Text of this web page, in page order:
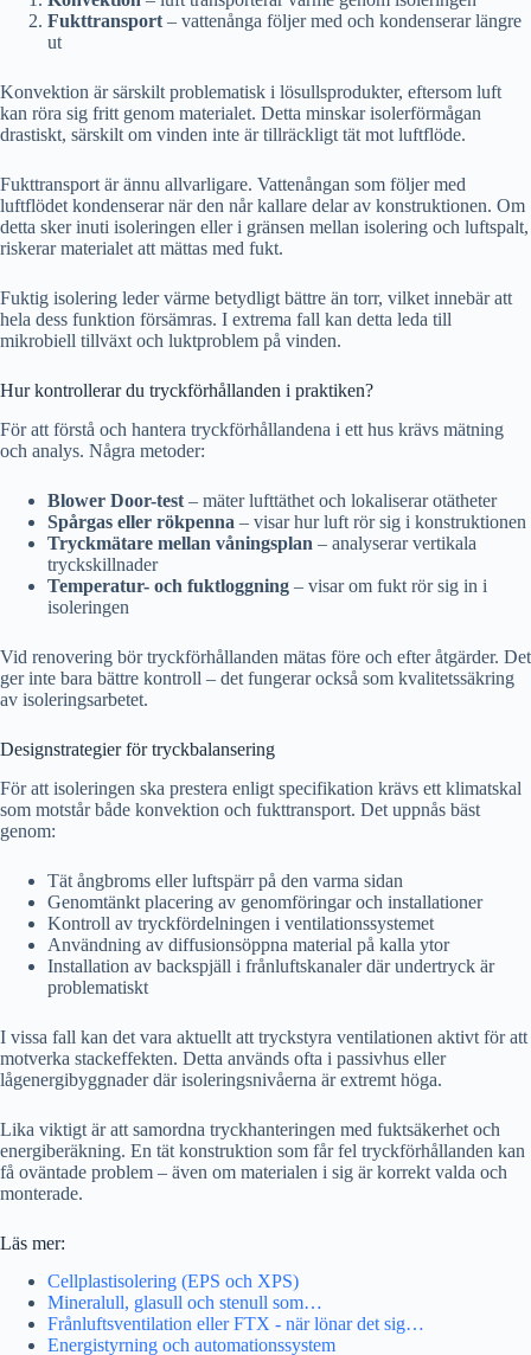
Fukttransport – vattenånga följer med och kondenserar längre
ut
Konvektion är särskilt problematisk i lösullsprodukter, eftersom luft
kan röra sig fritt genom materialet. Detta minskar isolerförmågan
drastiskt, särskilt om vinden inte är tillräckligt tät mot luftflöde.
Fukttransport är ännu allvarligare. Vattenångan som följer med
luftflödet kondenserar när den når kallare delar av konstruktionen. Om
detta sker inuti isoleringen eller i gränsen mellan isolering och luftspalt,
riskerar materialet att mättas med fukt.
Fuktig isolering leder värme betydligt bättre än torr, vilket innebär att
hela dess funktion försämras. I extrema fall kan detta leda till
mikrobiell tillväxt och luktproblem på vinden.
Hur kontrollerar du tryckförhållanden i praktiken?
För att förstå och hantera tryckförhållandena i ett hus krävs mätning
och analys. Några metoder:
Blower Door-test – mäter lufttäthet och lokaliserar otätheter
Spårgas eller rökpenna – visar hur luft rör sig i konstruktionen
Tryckmätare mellan våningsplan – analyserar vertikala
tryckskillnader
Temperatur- och fuktloggning – visar om fukt rör sig in i
isoleringen
Vid renovering bör tryckförhållanden mätas före och efter åtgärder. Det
ger inte bara bättre kontroll – det fungerar också som kvalitetssäkring
av isoleringsarbetet.
Designstrategier för tryckbalansering
För att isoleringen ska prestera enligt specifikation krävs ett klimatskal
som motstår både konvektion och fukttransport. Det uppnås bäst
genom:
Tät ångbroms eller luftspärr på den varma sidan
Genomtänkt placering av genomföringar och installationer
Kontroll av tryckfördelningen i ventilationssystemet
Användning av diffusionsöppna material på kalla ytor
Installation av backspjäll i frånluftskanaler där undertryck är
problematiskt
I vissa fall kan det vara aktuellt att tryckstyra ventilationen aktivt för att
motverka stackeffekten. Detta används ofta i passivhus eller
lågenergibyggnader där isoleringsnivåerna är extremt höga.
Lika viktigt är att samordna tryckhanteringen med fuktsäkerhet och
energiberäkning. En tät konstruktion som får fel tryckförhållanden kan
få oväntade problem – även om materialen i sig är korrekt valda och
monterade.
Läs mer:
Cellplastisolering (EPS och XPS)
Mineralull, glasull och stenull som…
Frånluftsventilation eller FTX - när lönar det sig…
Energistyrning och automationssystem